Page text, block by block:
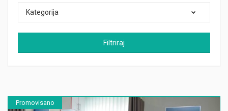
Kategorija
Filtriraj
Promovisano